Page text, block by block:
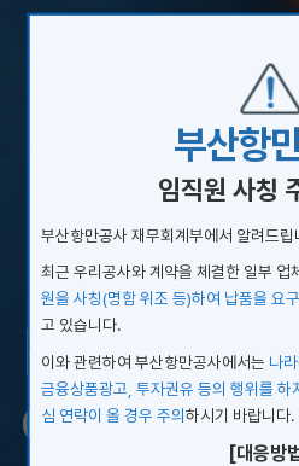
부산항
임직원 사칭
부산항만공사 재무회계부에서 알려드립
최근 우리공사와 계약을 체결한 일부 업
원을 사칭(명함 위조 등)하여 납품을 요
고 있습니다.
이와 관련하여 부산항만공사에서는 나
금융상품광고, 투자권유 등의 행위를 하
심 연락이 올 경우 주의하시기 바랍니다.
[대응방
Port with
of Spirits